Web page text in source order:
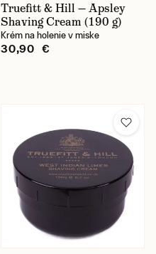
Truefitt & Hill — Apsley
Shaving Cream (190 g)
Krém na holenie v miske
30,90 €